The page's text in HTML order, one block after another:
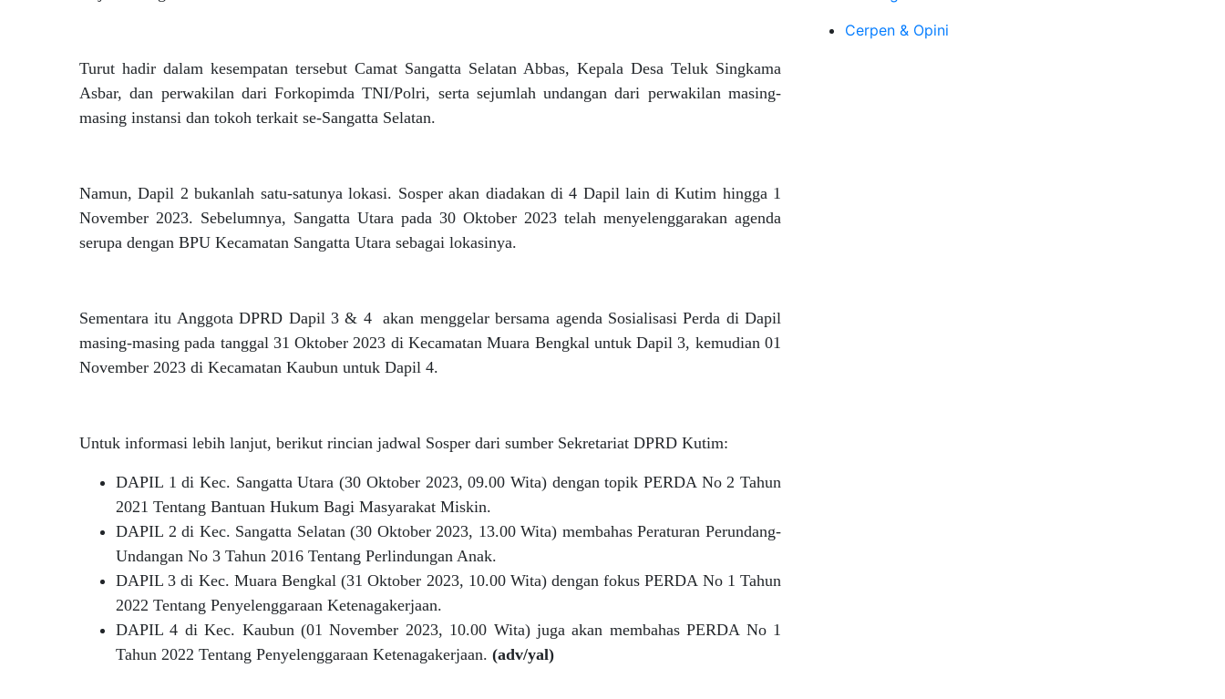
Turut hadir dalam kesempatan tersebut Camat Sangatta Selatan Abbas, Kepala Desa Teluk Singkama
Asbar, dan perwakilan dari Forkopimda TNI/Polri, serta sejumlah undangan dari perwakilan masing-
masing instansi dan tokoh terkait se-Sangatta Selatan.
Namun, Dapil 2 bukanlah satu-satunya lokasi. Sosper akan diadakan di 4 Dapil lain di Kutim hingga 1
November 2023. Sebelumnya, Sangatta Utara pada 30 Oktober 2023 telah menyelenggarakan agenda
serupa dengan BPU Kecamatan Sangatta Utara sebagai lokasinya.
Sementara itu Anggota DPRD Dapil 3 & 4 akan menggelar bersama agenda Sosialisasi Perda di Dapil
masing-masing pada tanggal 31 Oktober 2023 di Kecamatan Muara Bengkal untuk Dapil 3, kemudian 01
November 2023 di Kecamatan Kaubun untuk Dapil 4.
Untuk informasi lebih lanjut, berikut rincian jadwal Sosper dari sumber Sekretariat DPRD Kutim:
DAPIL 1 di Kec. Sangatta Utara (30 Oktober 2023, 09.00 Wita) dengan topik PERDA No 2 Tahun
2021 Tentang Bantuan Hukum Bagi Masyarakat Miskin.
DAPIL 2 di Kec. Sangatta Selatan (30 Oktober 2023, 13.00 Wita) membahas Peraturan Perundang-
Undangan No 3 Tahun 2016 Tentang Perlindungan Anak.
DAPIL 3 di Kec. Muara Bengkal (31 Oktober 2023, 10.00 Wita) dengan fokus PERDA No 1 Tahun
2022 Tentang Penyelenggaraan Ketenagakerjaan.
DAPIL 4 di Kec. Kaubun (01 November 2023, 10.00 Wita) juga akan membahas PERDA No 1
Tahun 2022 Tentang Penyelenggaraan Ketenagakerjaan. (adv/yal)
Cerpen & Opini